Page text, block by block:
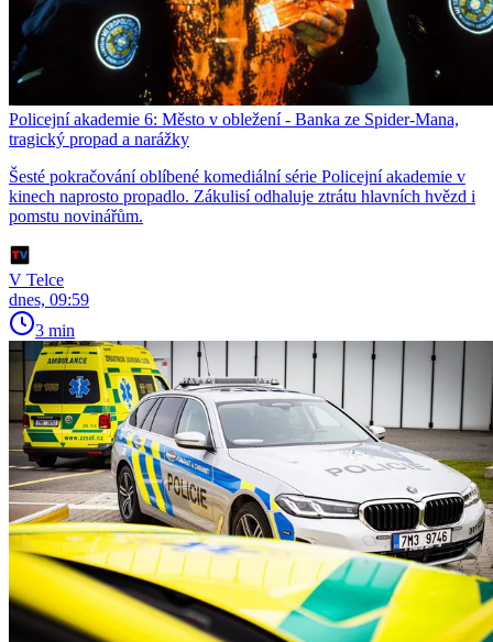
Policejní akademie 6: Město v obležení - Banka ze Spider-Mana,
tragický propad a narážky
Šesté pokračování oblíbené komediální série Policejní akademie v
kinech naprosto propadlo. Zákulisí odhaluje ztrátu hlavních hvězd i
pomstu novinářům.
V Telce
dnes, 09:59
3 min